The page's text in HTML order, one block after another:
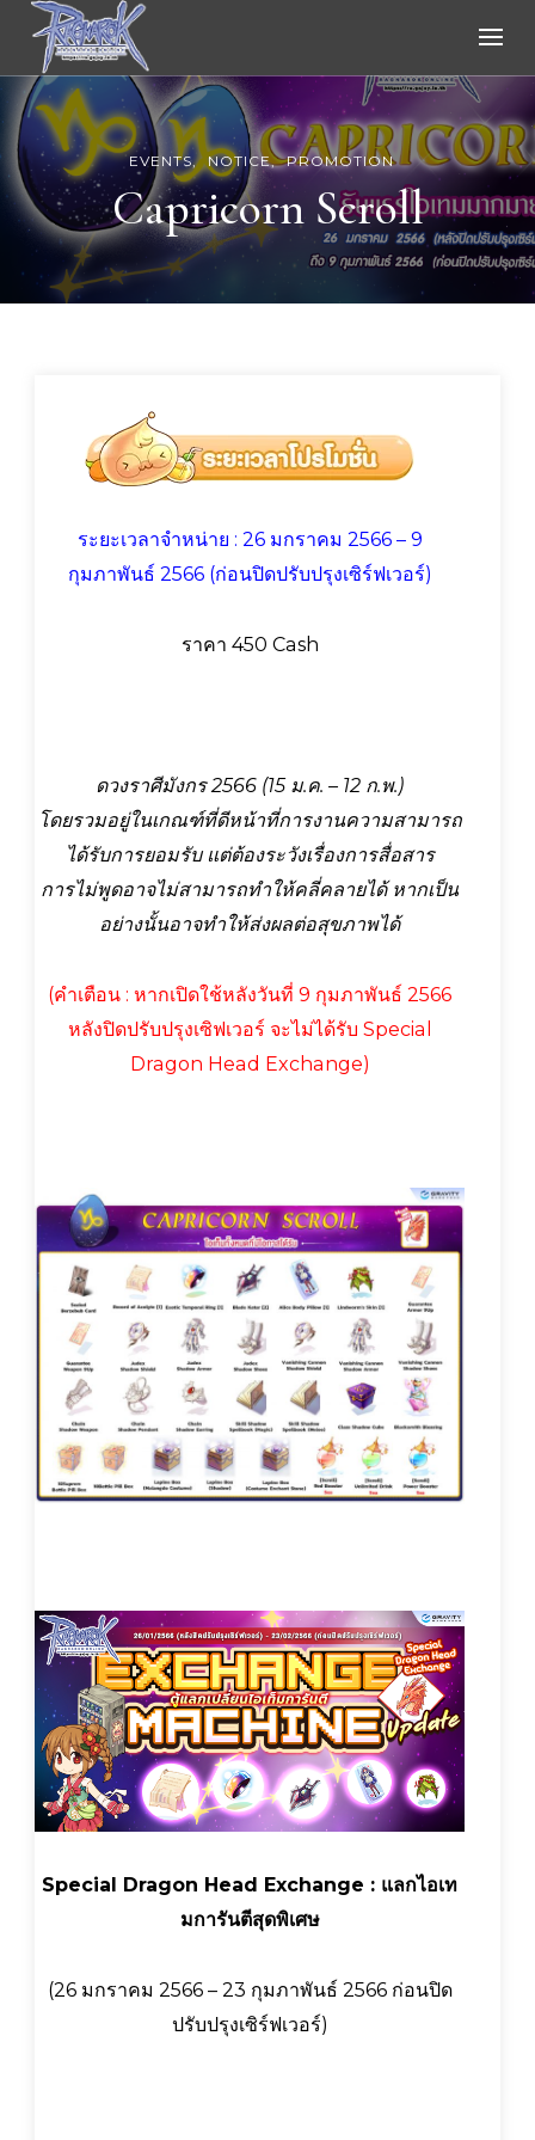
Ragnarok Online
EVENTS NOTICE PROMOTION
Capricorn Scroll
ระยะเวลาจำหน่าย : 26 มกราคม 2566 – 9
กุมภาพันธ์ 2566 (ก่อนปิดปรับปรุงเซิร์ฟเวอร์)
ราคา 450 Cash
ดวงราศีมังกร 2566 (15 ม.ค. – 12 ก.พ.)
โดยรวมอยู่ในเกณฑ์ที่ดีหน้าที่การงานความสามารถ
ได้รับการยอมรับ แต่ต้องระวังเรื่องการสื่อสาร
การไม่พูดอาจไม่สามารถทำให้คลี่คลายได้ หากเป็น
อย่างนั้นอาจทำให้ส่งผลต่อสุขภาพได้
(คำเตือน : หากเปิดใช้หลังวันที่ 9 กุมภาพันธ์ 2566
หลังปิดปรับปรุงเซิฟเวอร์ จะไม่ได้รับ Special
Dragon Head Exchange)
Special Dragon Head Exchange : แลกไอเท
มการันตีสุดพิเศษ
(26 มกราคม 2566 – 23 กุมภาพันธ์ 2566 ก่อนปิด
ปรับปรุงเซิร์ฟเวอร์)